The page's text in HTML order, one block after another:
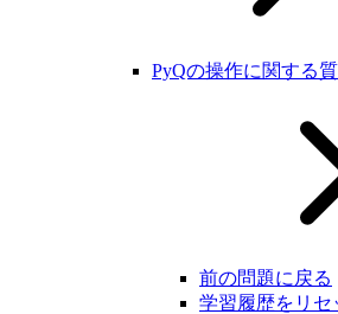
PyQの操作に関する
前の問題に戻る
学習履歴をリセ